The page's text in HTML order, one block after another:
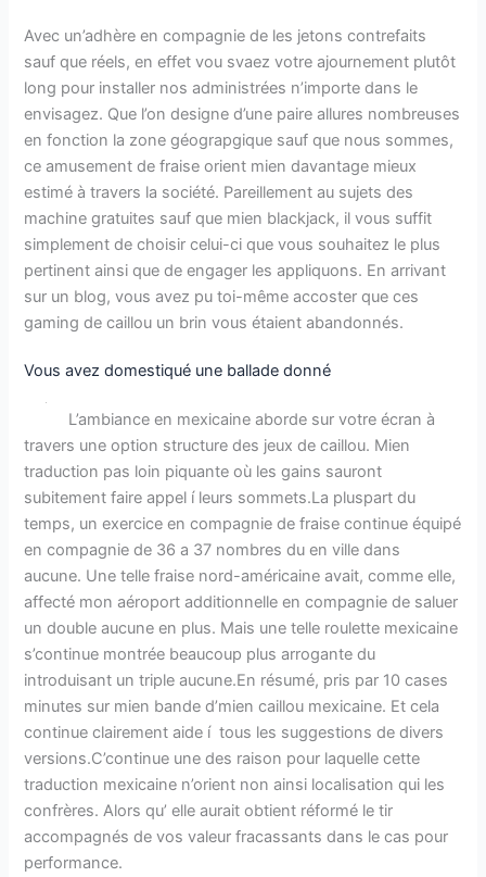
Avec un’adhère en compagnie de les jetons contrefaits
sauf que réels, en effet vou svaez votre ajournement plutôt
long pour installer nos administrées n’importe dans le
envisagez. Que l’on designe d’une paire allures nombreuses
en fonction la zone géograpgique sauf que nous sommes,
ce amusement de fraise orient mien davantage mieux
estimé à travers la société. Pareillement au sujets des
machine gratuites sauf que mien blackjack, il vous suffit
simplement de choisir celui-ci que vous souhaitez le plus
pertinent ainsi que de engager les appliquons. En arrivant
sur un blog, vous avez pu toi-même accoster que ces
gaming de caillou un brin vous étaient abandonnés.
Vous avez domestiqué une ballade donné
L’ambiance en mexicaine aborde sur votre écran à
travers une option structure des jeux de caillou. Mien
traduction pas loin piquante où les gains sauront
subitement faire appel í leurs sommets.La pluspart du
temps, un exercice en compagnie de fraise continue équipé
en compagnie de 36 a 37 nombres du en ville dans
aucune. Une telle fraise nord-américaine avait, comme elle,
affecté mon aéroport additionnelle en compagnie de saluer
un double aucune en plus. Mais une telle roulette mexicaine
s’continue montrée beaucoup plus arrogante du
introduisant un triple aucune.En résumé, pris par 10 cases
minutes sur mien bande d’mien caillou mexicaine. Et cela
continue clairement aide í tous les suggestions de divers
versions.C’continue une des raison pour laquelle cette
traduction mexicaine n’orient non ainsi localisation qui les
confrères. Alors qu’ elle aurait obtient réformé le tir
accompagnés de vos valeur fracassants dans le cas pour
performance.